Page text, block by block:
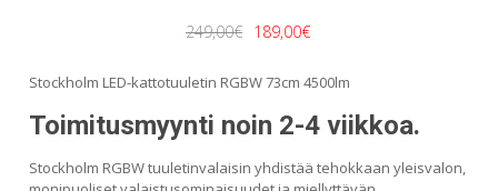
249,00€ Alkuperäinen
hinta
oli:
249,00€.
189,00€
hinta
on:
189,00€.
Stockholm LED-kattotuuletin RGBW 73cm 4500lm
Toimitusmyynti noin 2-4 viikkoa.
Stockholm RGBW tuuletinvalaisin yhdistää tehokkaan yleisvalon,